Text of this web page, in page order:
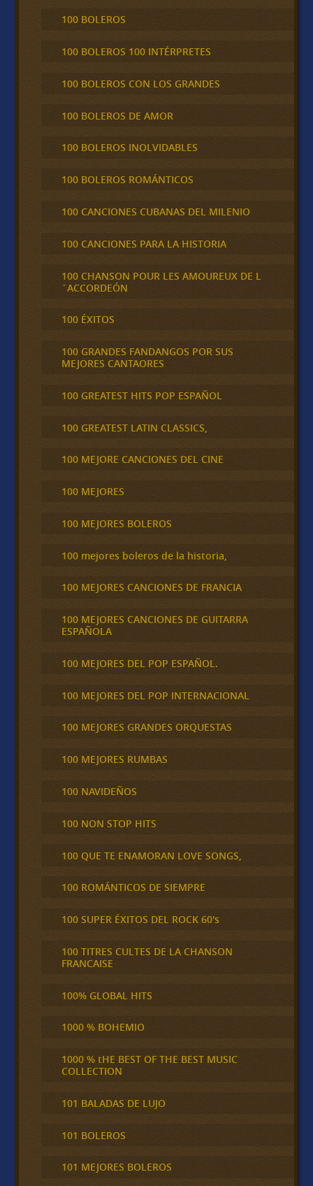
100 BOLEROS
100 BOLEROS 100 INTÉRPRETES
100 BOLEROS CON LOS GRANDES
100 BOLEROS DE AMOR
100 BOLEROS INOLVIDABLES
100 BOLEROS ROMÁNTICOS
100 CANCIONES CUBANAS DEL MILENIO
100 CANCIONES PARA LA HISTORIA
100 CHANSON POUR LES AMOUREUX DE L
´ACCORDEÓN
100 ÉXITOS
100 GRANDES FANDANGOS POR SUS
MEJORES CANTAORES
100 GREATEST HITS POP ESPAÑOL
100 GREATEST LATIN CLASSICS,
100 MEJORE CANCIONES DEL CINE
100 MEJORES
100 MEJORES BOLEROS
100 mejores boleros de la historia,
100 MEJORES CANCIONES DE FRANCIA
100 MEJORES CANCIONES DE GUITARRA
ESPAÑOLA
100 MEJORES DEL POP ESPAÑOL.
100 MEJORES DEL POP INTERNACIONAL
100 MEJORES GRANDES ORQUESTAS
100 MEJORES RUMBAS
100 NAVIDEÑOS
100 NON STOP HITS
100 QUE TE ENAMORAN LOVE SONGS,
100 ROMÁNTICOS DE SIEMPRE
100 SUPER ÉXITOS DEL ROCK 60's
100 TITRES CULTES DE LA CHANSON
FRANCAISE
100% GLOBAL HITS
1000 % BOHEMIO
1000 % tHE BEST OF THE BEST MUSIC
COLLECTION
101 BALADAS DE LUJO
101 BOLEROS
101 MEJORES BOLEROS